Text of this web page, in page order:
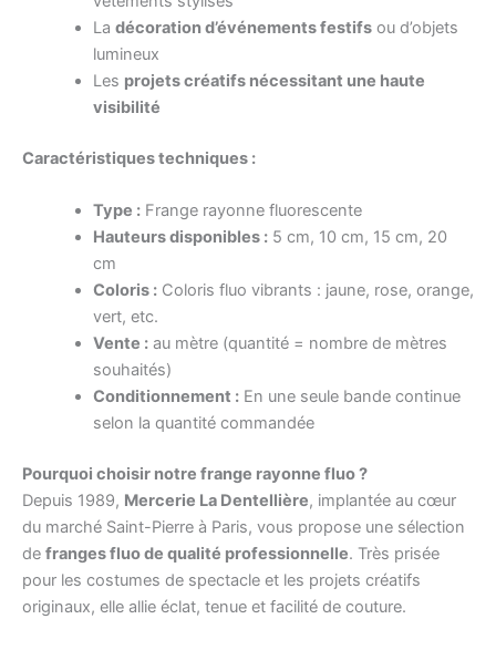
La décoration d’événements festifsou d’objets
lumineux
Les projets créatifs nécessitant une haute
visibilité
Caractéristiques techniques :
Type :Frange rayonne fluorescente
Hauteurs disponibles :5 cm, 10 cm, 15 cm, 20
cm
Coloris :Coloris fluo vibrants : jaune, rose, orange,
vert, etc.
Vente :au mètre (quantité = nombre de mètres
souhaités)
Conditionnement :En une seule bande continue
selon la quantité commandée
Pourquoi choisir notre frange rayonne fluo ?
Depuis 1989, Mercerie La Dentellière, implantée au cœur
du marché Saint-Pierre à Paris, vous propose une sélection
de franges fluo de qualité professionnelle. Très prisée
pour les costumes de spectacle et les projets créatifs
originaux, elle allie éclat, tenue et facilité de couture.